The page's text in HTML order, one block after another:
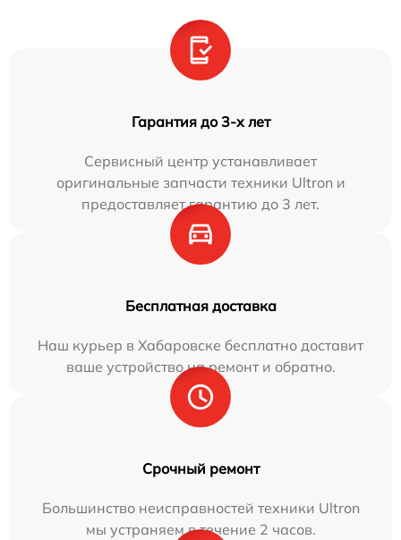
Гарантия до 3-х лет
Сервисный центр устанавливает
оригинальные запчасти техники Ultron и
предоставляет гарантию до 3 лет.
Бесплатная доставка
Наш курьер в Хабаровске бесплатно доставит
ваше устройство на ремонт и обратно.
Срочный ремонт
Большинство неисправностей техники Ultron
мы устраняем в течение 2 часов.